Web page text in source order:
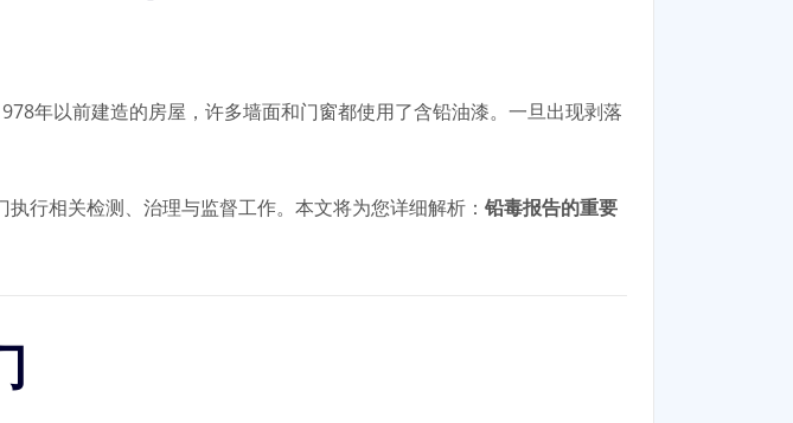
年以前建造的房屋，许多墙面和门窗都使用了含铅油漆。一旦出现剥落
行相关检测、治理与监督工作。本文将为您详细解析： 铅毒报告的重要